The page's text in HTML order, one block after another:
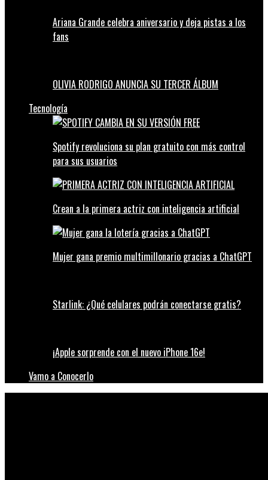
Ariana Grande celebra aniversario y deja pistas a los
fans
OLIVIA RODRIGO ANUNCIA SU TERCER ÁLBUM
Tecnología
Spotify revoluciona su plan gratuito con más control
para sus usuarios
Crean a la primera actriz con inteligencia artificial
Mujer gana premio multimillonario gracias a ChatGPT
Starlink: ¿Qué celulares podrán conectarse gratis?
¡Apple sorprende con el nuevo iPhone 16e!
Vamo a Conocerlo